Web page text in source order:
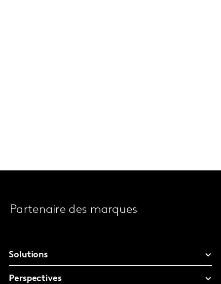
Partenaire des marques
Solutions
Perspectives